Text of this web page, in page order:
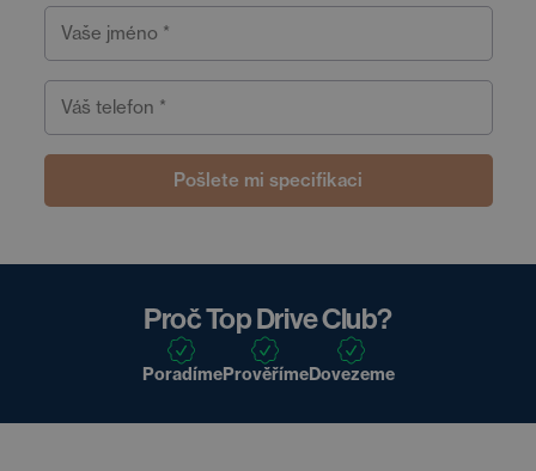
Vaše jméno *
Váš telefon *
Pošlete mi specifikaci
Proč Top Drive Club?
PoradímePrověřímeDovezeme